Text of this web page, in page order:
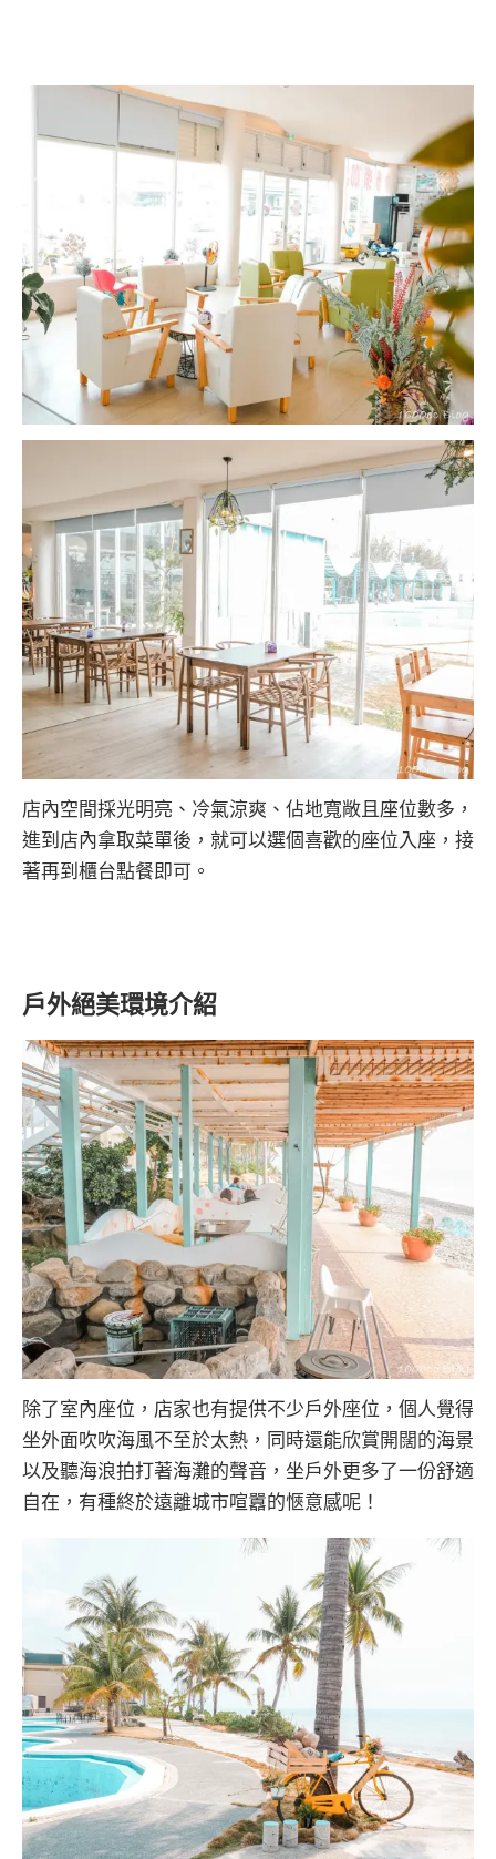
店內空間採光明亮、冷氣涼爽、佔地寬敞且座位數多，
進到店內拿取菜單後，就可以選個喜歡的座位入座，接
著再到櫃台點餐即可。
戶外絕美環境介紹
除了室內座位，店家也有提供不少戶外座位，個人覺得
坐外面吹吹海風不至於太熱，同時還能欣賞開闊的海景
以及聽海浪拍打著海灘的聲音，坐戶外更多了一份舒適
自在，有種終於遠離城市喧囂的愜意感呢！